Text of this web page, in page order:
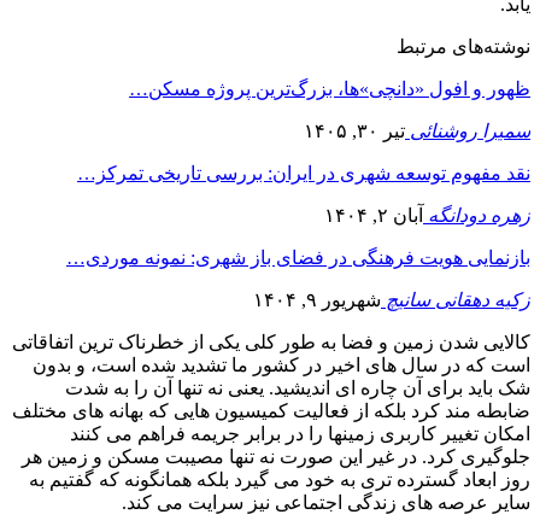
نوشته‌های مرتبط
ظهور و افول «دانچی»ها، بزرگ‌ترین پروژه مسکن…
سمیرا روشنائی تیر ۳۰, ۱۴۰۵
نقد مفهوم توسعه شهری در ایران: بررسی تاریخی تمرکز…
زهره دودانگه آبان ۲, ۱۴۰۴
بازنمایی هویت فرهنگی در فضای باز شهری: نمونه موردی…
زکیه دهقانی سانیچ شهریور ۹, ۱۴۰۴
کالایی شدن زمین و فضا به طور کلی یکی از خطرناک ترین اتفاقاتی
است که در سال های اخیر در کشور ما تشدید شده است، و بدون
شک باید برای آن چاره ای اندیشید. یعنی نه تنها آن را به شدت
ضابطه مند کرد بلکه از فعالیت کمیسیون هایی که بهانه های مختلف
امکان تغییر کاربری زمینها را در برابر جریمه فراهم می کنند
جلوگیری کرد. در غیر این صورت نه تنها مصیبت مسکن و زمین هر
روز ابعاد گسترده تری به خود می گیرد بلکه همانگونه که گفتیم به
سایر عرصه های زندگی اجتماعی نیز سرایت می کند.